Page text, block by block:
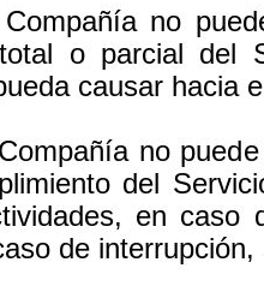
no
o parcial del
causar hacia
no
del
en caso
de